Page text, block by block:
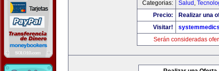
Categorias:
Salud ,
Precio:
Realizar una
Visitar!
Serán consideradas